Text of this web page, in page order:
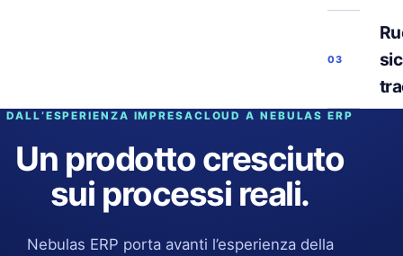
03
DALL’ESPERIENZA IMPRESACLOUD A NEBULAS ERP
Un prodotto cresciuto
sui processi reali.
Nebulas ERP porta avanti l’esperienza della